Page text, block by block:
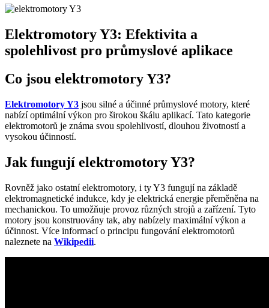
Elektromotory Y3: Efektivita a
spolehlivost pro průmyslové aplikace
Co jsou elektromotory Y3?
Elektromotory Y3 jsou silné a účinné průmyslové motory, které
nabízí optimální výkon pro širokou škálu aplikací. Tato kategorie
elektromotorů je známa svou spolehlivostí, dlouhou životností a
vysokou účinností.
Jak fungují elektromotory Y3?
Rovněž jako ostatní elektromotory, i ty Y3 fungují na základě
elektromagnetické indukce, kdy je elektrická energie přeměněna na
mechanickou. To umožňuje provoz různých strojů a zařízení. Tyto
motory jsou konstruovány tak, aby nabízely maximální výkon a
účinnost. Více informací o principu fungování elektromotorů
naleznete na Wikipedii.